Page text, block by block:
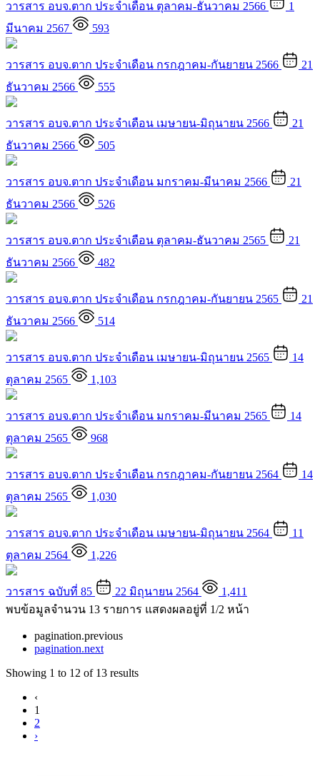
วารสาร อบจ.ตาก ประจำเดือน ตุลาคม-ธันวาคม 2566
1
มีนาคม 2567
593
วารสาร อบจ.ตาก ประจำเดือน กรกฎาคม-กันยายน 2566
21
ธันวาคม 2566
555
วารสาร อบจ.ตาก ประจำเดือน เมษายน-มิถุนายน 2566
21
ธันวาคม 2566
505
วารสาร อบจ.ตาก ประจำเดือน มกราคม-มีนาคม 2566
21
ธันวาคม 2566
526
วารสาร อบจ.ตาก ประจำเดือน ตุลาคม-ธันวาคม 2565
21
ธันวาคม 2566
482
วารสาร อบจ.ตาก ประจำเดือน กรกฎาคม-กันยายน 2565
21
ธันวาคม 2566
514
วารสาร อบจ.ตาก ประจำเดือน เมษายน-มิถุนายน 2565
14
ตุลาคม 2565
1,103
วารสาร อบจ.ตาก ประจำเดือน มกราคม-มีนาคม 2565
14
ตุลาคม 2565
968
วารสาร อบจ.ตาก ประจำเดือน กรกฎาคม-กันยายน 2564
14
ตุลาคม 2565
1,030
วารสาร อบจ.ตาก ประจำเดือน เมษายน-มิถุนายน 2564
11
ตุลาคม 2564
1,226
วารสาร ฉบับที่ 85 22 มิถุนายน 2564
1,411
พบข้อมูลจำนวน 13 รายการ แสดงผลอยู่ที่ 1/2 หน้า
pagination.previous
pagination.next
Showing 1 to 12 of 13 results
‹
1
2
›